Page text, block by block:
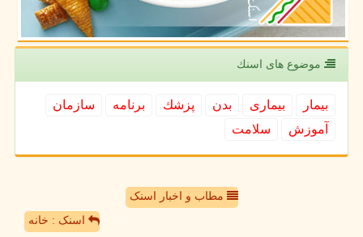
موضوع های اسنك
بیمار بیماری بدن پزشك برنامه
سازمان
آموزش
سلامت
مطاب و اخبار اسنک
اسنک : خانه